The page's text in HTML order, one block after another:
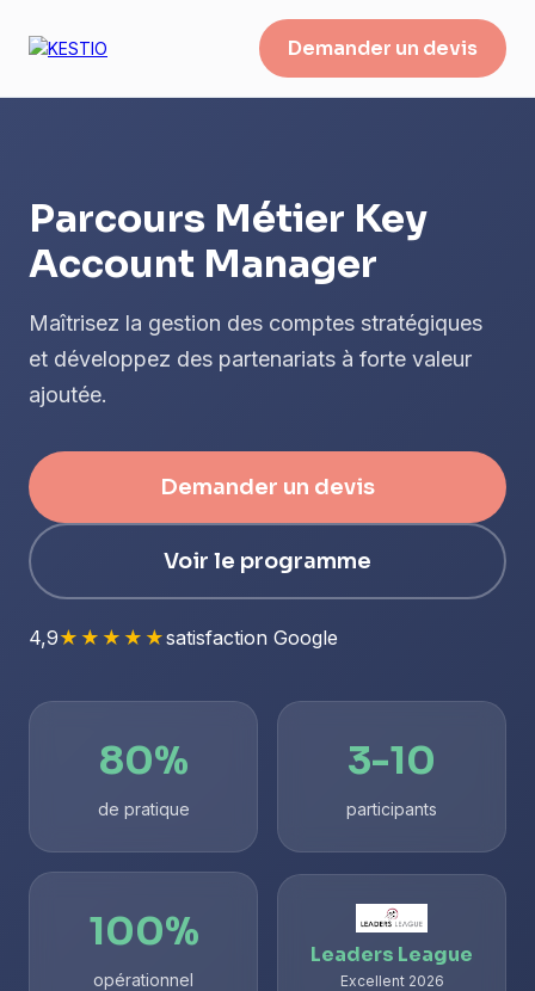
Demander un devis
Parcours Métier Key
Account Manager
Maîtrisez la gestion des comptes stratégiques
et développez des partenariats à forte valeur
ajoutée.
Demander un devis
Voir le programme
4,9★★★★★satisfaction Google
80%
de pratique
3-10
participants
100%
opérationnel
Leaders League
Excellent 2026